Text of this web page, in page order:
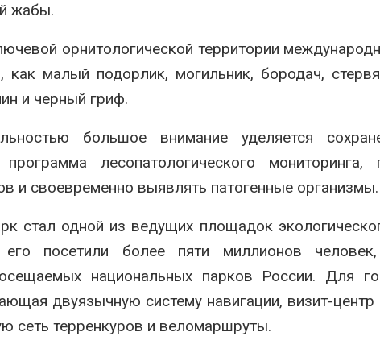
жабы.
орнитологической территории
малый подорлик, могильник, бородач,
и черный гриф.
большое внимание уделяется
лесопатологического мониторинга,
и своевременно выявлять патогенные организмы.
стал одной из ведущих площадок
посетили более пяти миллионов
национальных парков России. Для
двуязычную систему навигации, визит-
сеть терренкуров и веломаршруты.